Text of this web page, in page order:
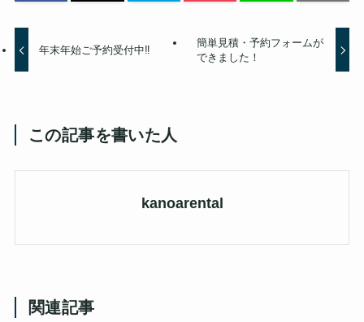
年末年始ご予約受付中‼️
簡単見積・予約フォームが
できました！
この記事を書いた人
kanoarental
関連記事